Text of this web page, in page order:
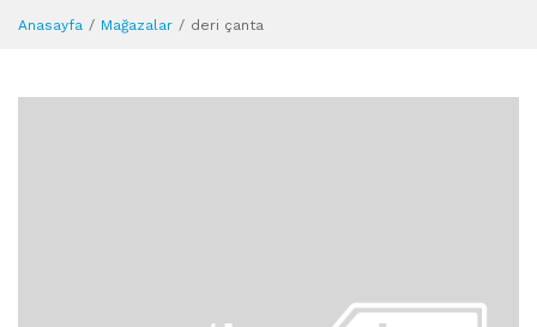
Anasayfa Mağazalar deri çanta